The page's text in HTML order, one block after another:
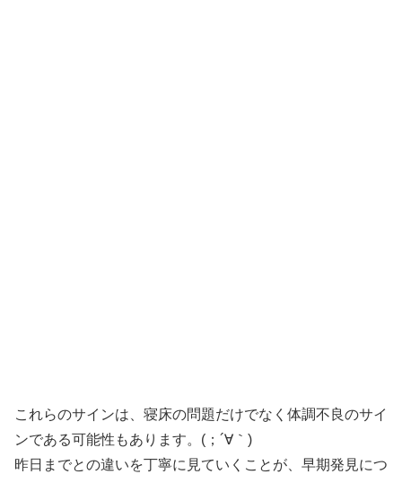
これらのサインは、寝床の問題だけでなく体調不良のサイ
ンである可能性もあります。(；´∀｀)
昨日までとの違いを丁寧に見ていくことが、早期発見につ